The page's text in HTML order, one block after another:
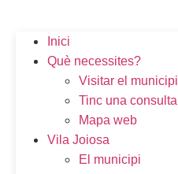
Inici
Què necessites?
Visitar el municipi
Tinc una consulta
Mapa web
Vila Joiosa
El municipi